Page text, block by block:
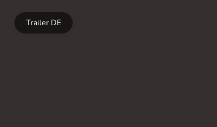
Trailer DE